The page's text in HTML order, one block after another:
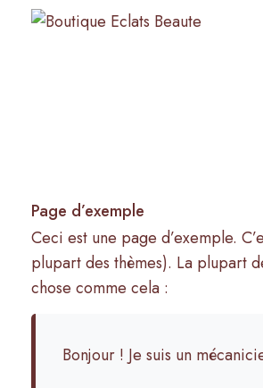
Page d’exemple
Ceci est une page d’exemple.
plupart des thèmes). La plupart
chose comme cela :
Bonjour ! Je suis un